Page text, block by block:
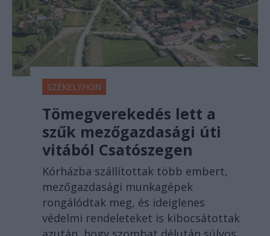
SZÉKELYHON
Tömegverekedés lett a
szűk mezőgazdasági úti
vitából Csatószegen
Kórházba szállítottak több embert,
mezőgazdasági munkagépek
rongálódtak meg, és ideiglenes
védelmi rendeleteket is kibocsátottak